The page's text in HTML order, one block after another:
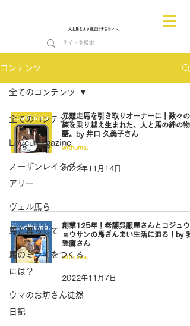
人と馬をより身近にするサイト。
コンテンツ
全てのコンテンツ
Loveumagazine
ノーザンレイクダイ
アリー
ヴェル馬ら
馬と暮らして
馬のミライをつくる
には？
ウマのお坊さん徒然
日記
全てのコンテンツ
元競走馬を引き取りオーナーに！数々の
練を乗り越え生まれた、人と馬の絆の物
語。by 井口 久美子さん
withuma.
2022年11月14日
創業125年！老舗呉服屋さんとコジュウ
ョウサンの馬ざんまい生活に迫る！by
登鷹さん
withuma.
2022年11月7日